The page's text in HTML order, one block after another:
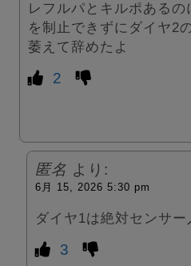
レフルパとキルポある
を制止できずにダイヤ2
萎えて辞めたよ
2
匿名 より:
6月 15, 2026 5:30 pm
ダイヤ1は絶対センサー
3